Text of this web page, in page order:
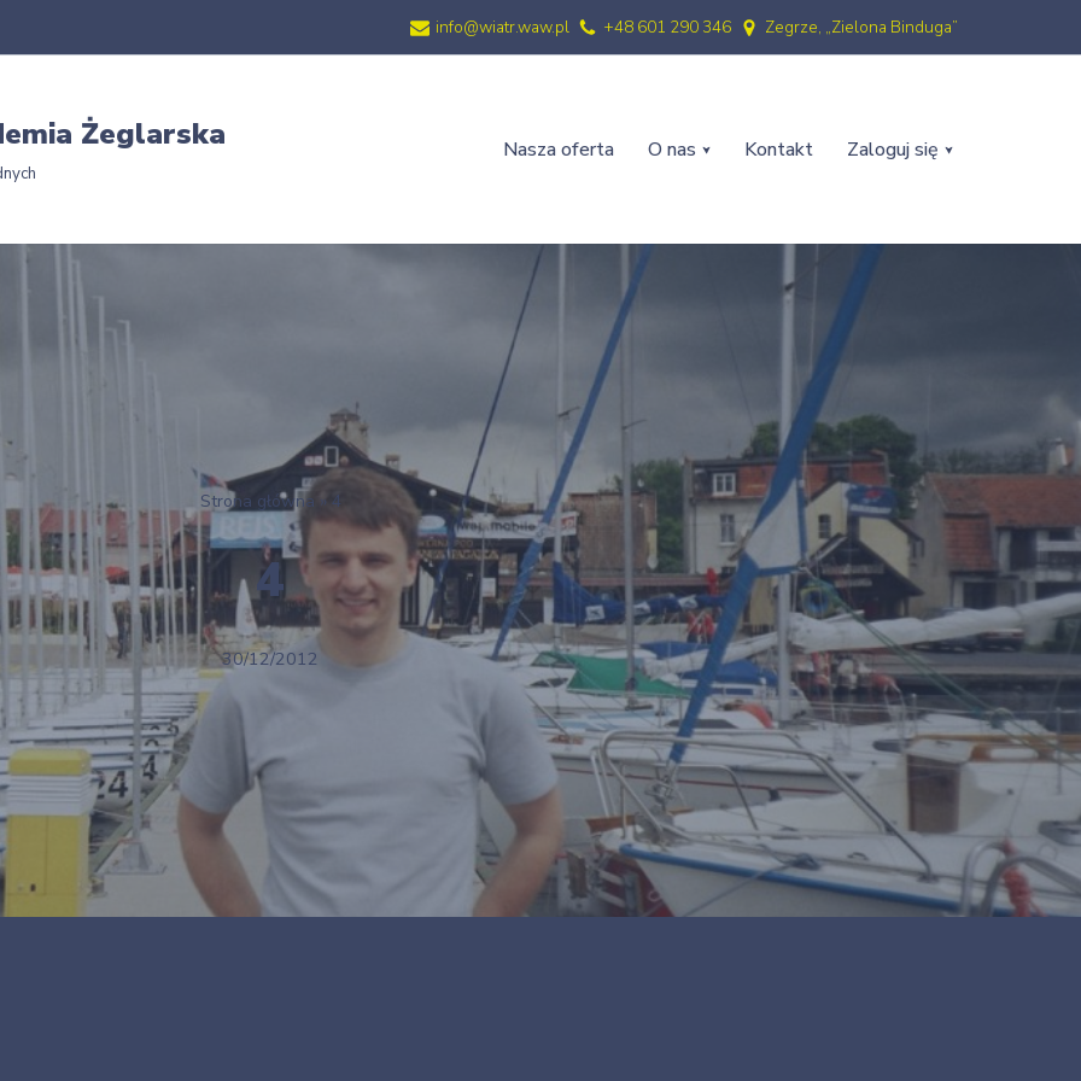
info@wiatr.waw.pl +48 601 290 346 Zegrze, „Zielona Binduga”
Żeglarska Nasza oferta O nas Kontakt Zaloguj się
Strona główna » 4
4
30/12/2012